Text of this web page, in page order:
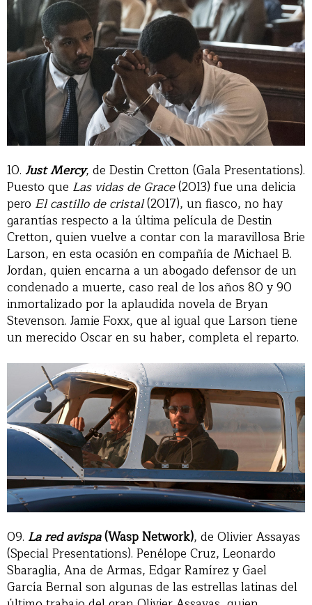
10. Just Mercy, de Destin Cretton (Gala Presentations).
Puesto que Las vidas de Grace(2013) fue una delicia
pero El castillo de cristal(2017), un fiasco, no hay
garantías respecto a la última película de Destin
Cretton, quien vuelve a contar con la maravillosa Brie
Larson, en esta ocasión en compañía de Michael B.
Jordan, quien encarna a un abogado defensor de un
condenado a muerte, caso real de los años 80 y 90
inmortalizado por la aplaudida novela de Bryan
Stevenson. Jamie Foxx, que al igual que Larson tiene
un merecido Oscar en su haber, completa el reparto.
09. La red avispa(Wasp Network), de Olivier Assayas
(Special Presentations). Penélope Cruz, Leonardo
Sbaraglia, Ana de Armas, Edgar Ramírez y Gael
García Bernal son algunas de las estrellas latinas del